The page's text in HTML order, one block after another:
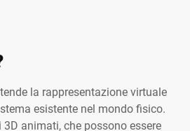
la rappresentazione virtuale
esistente nel mondo fisico.
animati, che possono essere